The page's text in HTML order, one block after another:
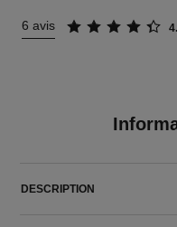
6 avis
DESCRIPTION